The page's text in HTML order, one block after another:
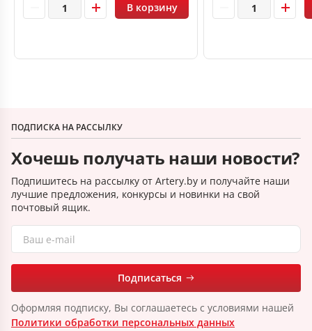
В корзину
ПОДПИСКА НА РАССЫЛКУ
Хочешь получать наши новости?
Подпишитесь на рассылку от Artery.by и получайте наши
лучшие предложения, конкурсы и новинки на свой
почтовый ящик.
Подписаться
Оформляя подписку, Вы соглашаетесь с условиями нашей
Политики обработки персональных данных